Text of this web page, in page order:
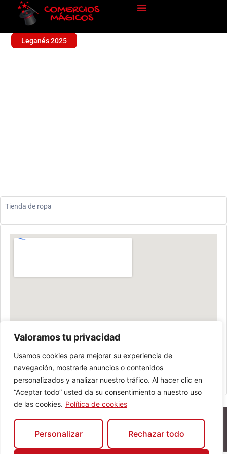
Valoramos tu privacidad
Usamos cookies para mejorar su experiencia de
navegación, mostrarle anuncios o contenidos
personalizados y analizar nuestro tráfico. Al hacer clic en
“Aceptar todo” usted da su consentimiento a nuestro uso
de las cookies. Política de cookies
Personalizar Rechazar todo
Leganés 2025
Tienda de ropa